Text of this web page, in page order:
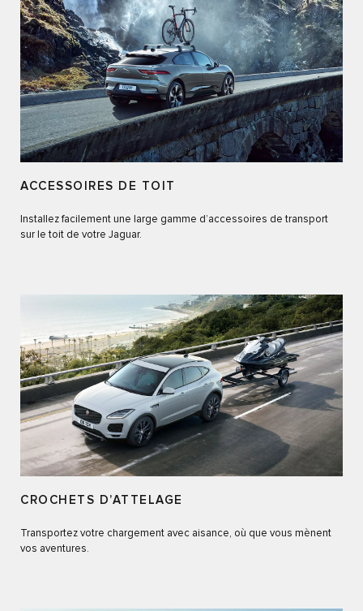
ACCESSOIRES DE TOIT
Installez facilement une large gamme d’accessoires de transport
sur le toit de votre Jaguar.
CROCHETS D’ATTELAGE
Transportez votre chargement avec aisance, où que vous mènent
vos aventures.